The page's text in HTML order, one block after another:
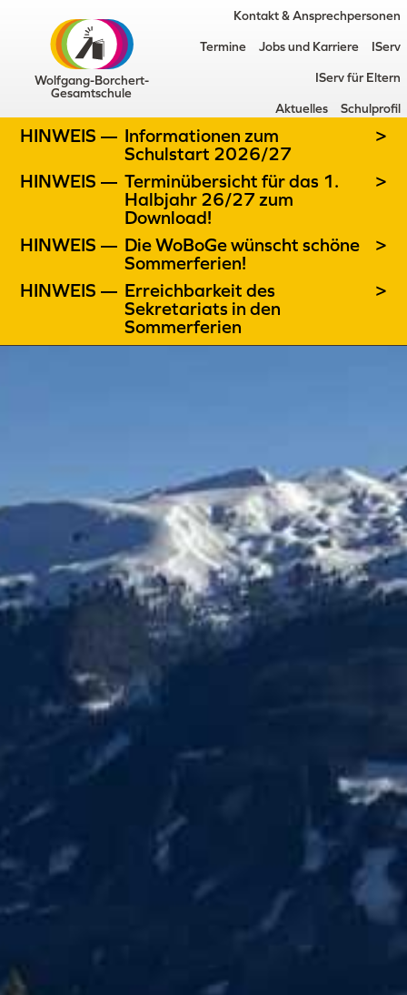
Wolfgang-Borchert-
Gesamtschule
Kontakt & Ansprechpersonen
Termine Jobs und Karriere IServ
IServ für Eltern
Aktuelles Schulprofil
HINWEIS — Informationen zum
Schulstart 2026/27
>
HINWEIS — Terminübersicht für das 1.
Halbjahr 26/27 zum
Download!
>
HINWEIS — Die WoBoGe wünscht schöne
Sommerferien!
>
HINWEIS — Erreichbarkeit des
Sekretariats in den
Sommerferien
>